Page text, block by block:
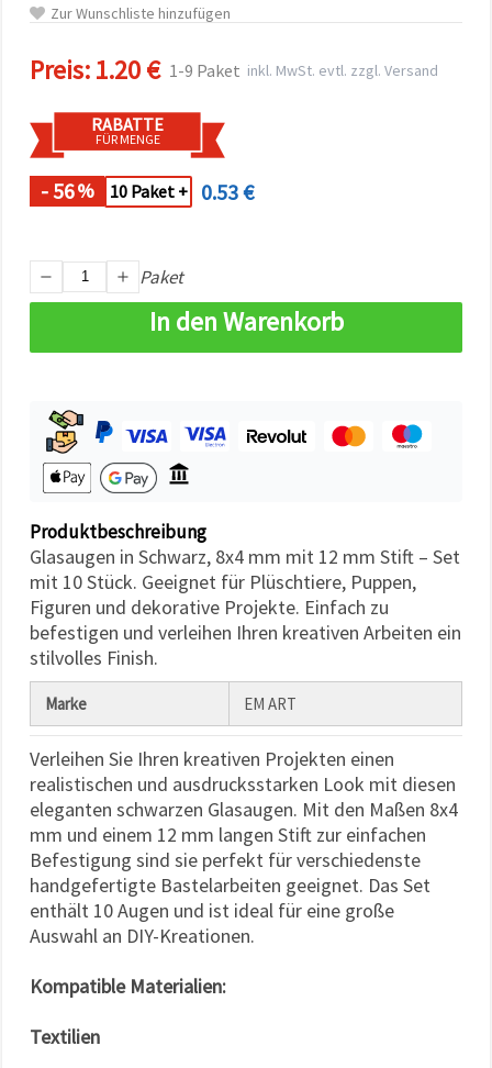
Cookies
oder Ihre
Auswahl in
Einstellungen
individuell
festlegen.
Ihre
Einwilligung
können Sie
oder
widerrufen.
Impressum
Richtlinie
akzeptieren
Cookie-
Einstellungen
Zur Wunschliste hinzufügen
Preis:1.20 € 1-9 Paket inkl. MwSt. evtl. zzgl. Versand
RABATTE
FÜR MENGE
- 56% 10 Paket + 0.53 €
Paket
In den Warenkorb
Produktbeschreibung
Glasaugen in Schwarz, 8x4 mm mit 12 mm Stift – Set
mit 10 Stück. Geeignet für Plüschtiere, Puppen,
Figuren und dekorative Projekte. Einfach zu
befestigen und verleihen Ihren kreativen Arbeiten ein
stilvolles Finish.
Marke EM ART
Verleihen Sie Ihren kreativen Projekten einen
realistischen und ausdrucksstarken Look mit diesen
eleganten schwarzen Glasaugen. Mit den Maßen 8x4
mm und einem 12 mm langen Stift zur einfachen
Befestigung sind sie perfekt für verschiedenste
handgefertigte Bastelarbeiten geeignet. Das Set
enthält 10 Augen und ist ideal für eine große
Auswahl an DIY-Kreationen.
Kompatible Materialien:
Textilien